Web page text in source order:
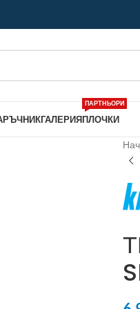
ГАЛЕРИЯПЛОЧКИ
ПАРТНЬОРИ